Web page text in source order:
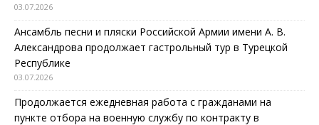
03.07.2026
Ансамбль песни и пляски Российской Армии имени А. В.
Александрова продолжает гастрольный тур в Турецкой
Республике
03.07.2026
Продолжается ежедневная работа с гражданами на
пункте отбора на военную службу по контракту в